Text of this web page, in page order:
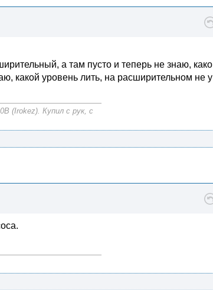
а там пусто и теперь не знаю,
какой уровень лить, на расширительном не
(Irokez). Купил с рук, с